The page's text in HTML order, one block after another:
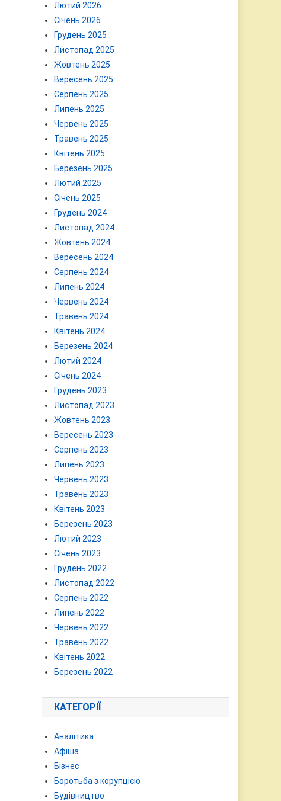
Лютий 2026
Січень 2026
Грудень 2025
Листопад 2025
Жовтень 2025
Вересень 2025
Серпень 2025
Липень 2025
Червень 2025
Травень 2025
Квітень 2025
Березень 2025
Лютий 2025
Січень 2025
Грудень 2024
Листопад 2024
Жовтень 2024
Вересень 2024
Серпень 2024
Липень 2024
Червень 2024
Травень 2024
Квітень 2024
Березень 2024
Лютий 2024
Січень 2024
Грудень 2023
Листопад 2023
Жовтень 2023
Вересень 2023
Серпень 2023
Липень 2023
Червень 2023
Травень 2023
Квітень 2023
Березень 2023
Лютий 2023
Січень 2023
Грудень 2022
Листопад 2022
Серпень 2022
Липень 2022
Червень 2022
Травень 2022
Квітень 2022
Березень 2022
КАТЕГОРІЇ
Аналітика
Афіша
Бізнес
Боротьба з корупцією
Будівництво